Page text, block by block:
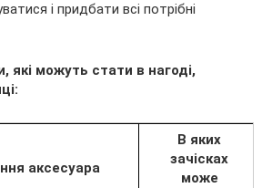
і придбати всі потрібні
які можуть стати в нагоді,
аксесуара
В яких
зачісках
може